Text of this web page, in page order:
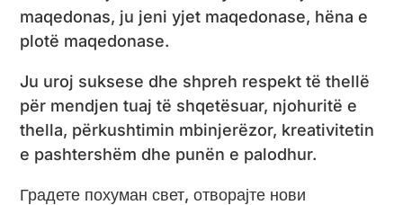
maqedonas, ju jeni yjet maqedonase, hëna e
plotë maqedonase.
Ju uroj suksese dhe shpreh respekt të thellë
për mendjen tuaj të shqetësuar, njohuritë e
thella, përkushtimin mbinjerëzor, kreativitetin
e pashtershëm dhe punën e palodhur.
Градете похуман свет, отворајте нови